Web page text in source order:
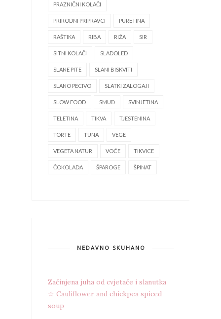
PRAZNIČNI KOLAČI
PRIRODNI PRIPRAVCI PURETINA
RAŠTIKA RIBA RIŽA SIR
SITNI KOLAČI SLADOLED
SLANE PITE SLANI BISKVITI
SLANO PECIVO SLATKI ZALOGAJI
SLOW FOOD SMUĐ SVINJETINA
TELETINA TIKVA TJESTENINA
TORTE TUNA VEGE
VEGETA NATUR VOĆE TIKVICE
ČOKOLADA ŠPAROGE ŠPINAT
NEDAVNO SKUHANO
Začinjena juha od cvjetače i slanutka
☆ Cauliflower and chickpea spiced
soup